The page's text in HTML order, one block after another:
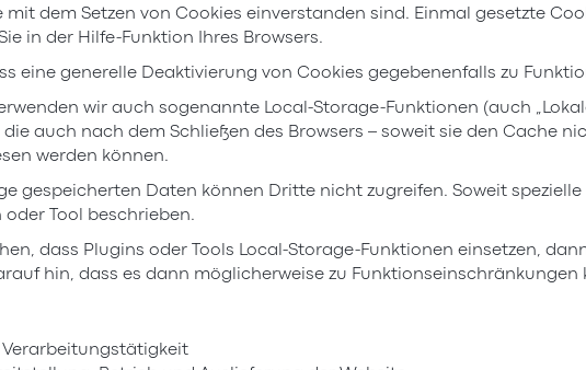
dem Setzen von Cookies einverstanden sind. Einmal gesetzte
in der Hilfe-Funktion Ihres Browsers.
eine generelle Deaktivierung von Cookies gegebenenfalls zu
wir auch sogenannte Local-Storage-Funktionen (auch
auch nach dem Schließen des Browsers – soweit sie den Cache
werden können.
gespeicherten Daten können Dritte nicht zugreifen. Soweit
Tool beschrieben.
dass Plugins oder Tools Local-Storage-Funktionen einsetzen,
hin, dass es dann möglicherweise zu Funktionseinschränkungen